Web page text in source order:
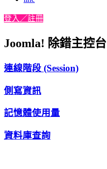
登入／註冊
Joomla! 除錯主控台
連線階段 (Session)
側寫資訊
記憶體使用量
資料庫查詢